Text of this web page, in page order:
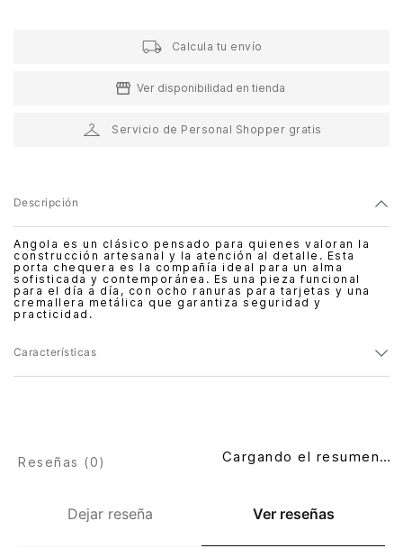
Calcula tu envío
Ver disponibilidad en tienda
Servicio de Personal Shopper gratis
Descripción
Angola es un clásico pensado para quienes valoran la
construcción artesanal y la atención al detalle. Esta
porta chequera es la compañía ideal para un alma
sofisticada y contemporánea. Es una pieza funcional
para el día a día, con ocho ranuras para tarjetas y una
cremallera metálica que garantiza seguridad y
practicidad.
Características
Dejar reseña Ver reseñas
Reseñas (0) Cargando el resumen…